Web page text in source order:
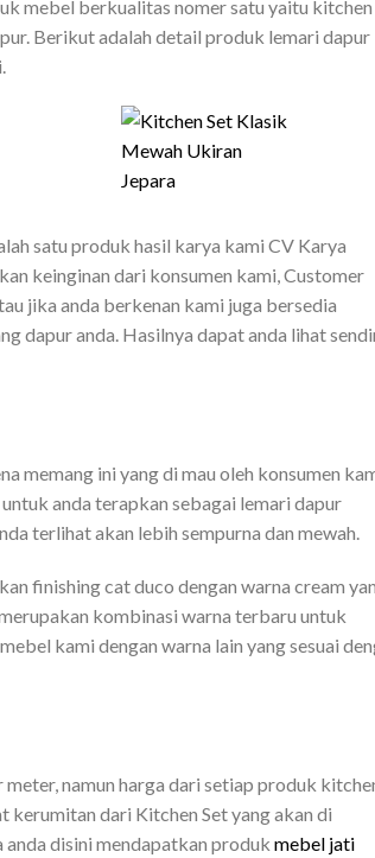
mebel berkualitas nomer satu yaitu
Berikut adalah detail produk lemari dapur
satu produk hasil karya kami CV Karya
keinginan dari konsumen kami, Customer
jika anda berkenan kami juga bersedia
dapur anda. Hasilnya dapat anda lihat
memang ini yang di mau oleh konsumen
anda terapkan sebagai lemari dapur
terlihat akan lebih sempurna dan mewah.
finishing cat duco dengan warna cream
kombinasi warna terbaru untuk
kami dengan warna lain yang sesuai
namun harga dari setiap produk
kerumitan dari Kitchen Set yang akan di
disini mendapatkan produk mebel jati